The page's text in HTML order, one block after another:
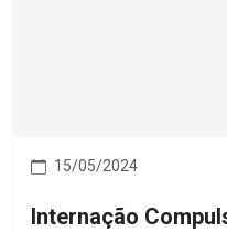
15/05/2024
Internação